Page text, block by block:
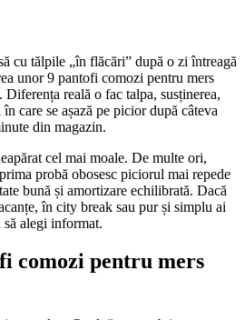
cu tălpile „în flăcări” după o zi întreagă
unor 9 pantofi comozi pentru mers
reală o fac talpa, susținerea,
care se așază pe picior după câteva
din magazin.
cel mai moale. De multe ori,
probă obosesc piciorul mai repede
bună și amortizare echilibrată. Dacă
în city break sau pur și simplu ai
alegi informat.
comozi pentru mers